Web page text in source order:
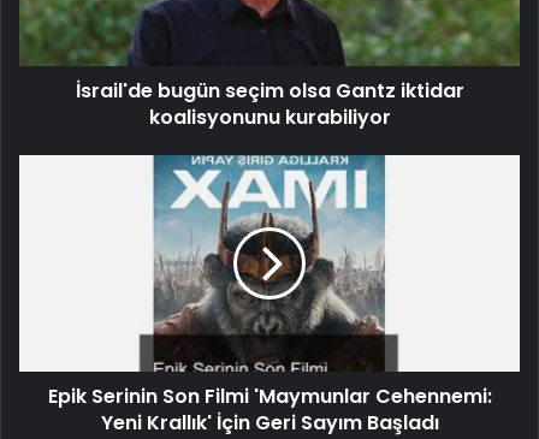
İsrail'de bugün seçim olsa Gantz iktidar
koalisyonunu kurabiliyor
Epik Serinin Son Filmi 'Maymunlar Cehennemi:
Yeni Krallık' İçin Geri Sayım Başladı